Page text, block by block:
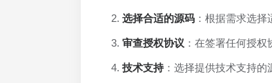
选择合适的源码 ：根据需求选
审查授权协议 ：在签署任何授
技术支持：选择提供技术支持的